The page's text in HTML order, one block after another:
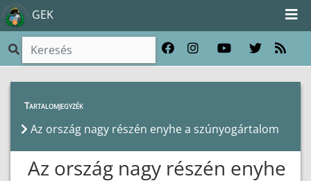
GEK
Híreink > Hírek
Tartalomjegyzék
Az ország nagy részén enyhe a szúnyogártalom
Az ország nagy részén enyhe